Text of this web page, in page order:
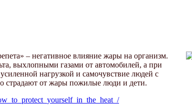
– негативное влияние жары на организм.
выхлопными газами от автомобилей, а при
нагрузкой и самочувствие людей с
страдают от жары пожилые люди и дети.